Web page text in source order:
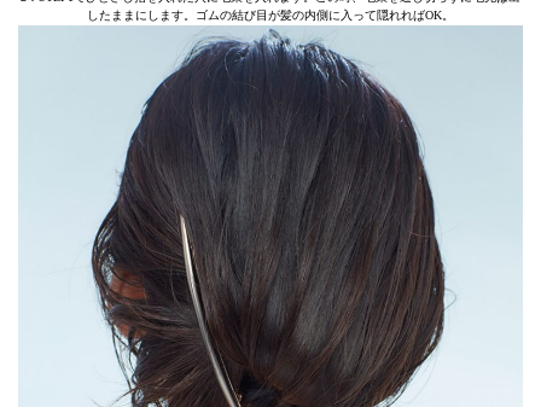
したままにします。ゴムの結び目が髪の内側に入って隠れればOK。